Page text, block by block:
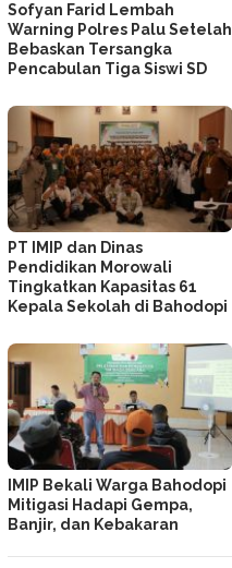
Sofyan Farid Lembah
Warning Polres Palu Setelah
Bebaskan Tersangka
Pencabulan Tiga Siswi SD
PT IMIP dan Dinas
Pendidikan Morowali
Tingkatkan Kapasitas 61
Kepala Sekolah di Bahodopi
IMIP Bekali Warga Bahodopi
Mitigasi Hadapi Gempa,
Banjir, dan Kebakaran